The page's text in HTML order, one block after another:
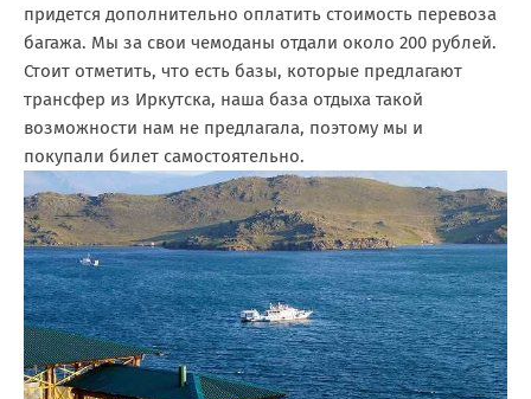
придется дополнительно оплатить стоимость перевоза
багажа. Мы за свои чемоданы отдали около 200 рублей.
Стоит отметить, что есть базы, которые предлагают
трансфер из Иркутска, наша база отдыха такой
возможности нам не предлагала, поэтому мы и
покупали билет самостоятельно.